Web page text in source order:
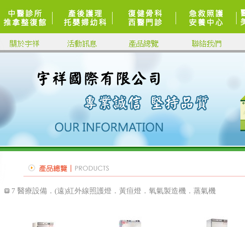
7 醫療設備．(遠)紅外線照護燈．黃疸燈．氧氣製造機．蒸氣機